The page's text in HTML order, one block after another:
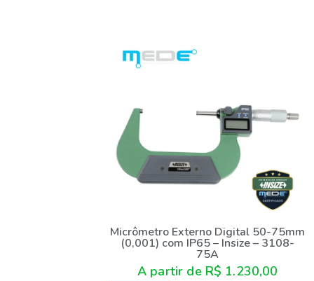
Micrômetro Externo Digital 50-75mm
(0,001) com IP65 – Insize – 3108-
75A
A partir de R$ 1.230,00